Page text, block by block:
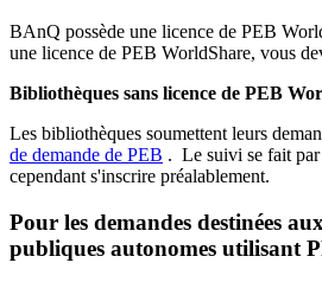
BAnQ possède une licence de PEB
une licence de PEB WorldShare, vous
Bibliothèques sans licence de PEB
Les bibliothèques soumettent leurs
de demande de PEB . Le suivi se fait
cependant s'inscrire préalablement.
Pour les demandes destinées
publiques autonomes utilisant